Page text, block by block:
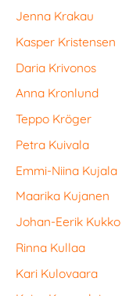
Jenna Krakau
Kasper Kristensen
Daria Krivonos
Anna Kronlund
Teppo Kröger
Petra Kuivala
Emmi-Niina Kujala
Maarika Kujanen
Johan-Eerik Kukko
Rinna Kullaa
Kari Kulovaara